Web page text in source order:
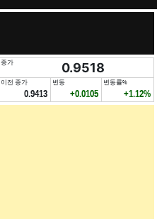
종가 0.9518
이전 종가
0.9413
변동
+0.0105
변동률%
+1.12%